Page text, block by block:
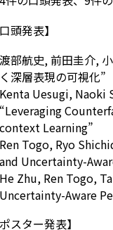
頭発表】
渡部航史, 前田圭介,
く深層表現の可視化”
Kenta Uesugi, Naoki
“Leveraging
context Learning”
Ren Togo, Ryo
and Uncertainty-
He Zhu, Ren Togo,
Uncertainty-Aware
スター発表】